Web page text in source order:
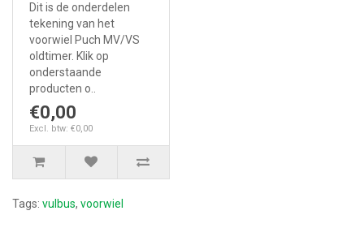
Dit is de onderdelen
tekening van het
voorwiel Puch MV/VS
oldtimer. Klik op
onderstaande
producten o..
€0,00
Excl. btw: €0,00
Tags: vulbus, voorwiel